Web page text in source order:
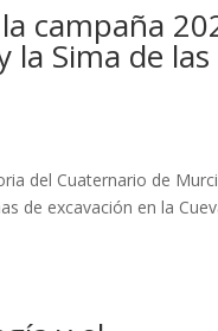
campaña
la Sima de las
del Cuaternario de
de excavación en la